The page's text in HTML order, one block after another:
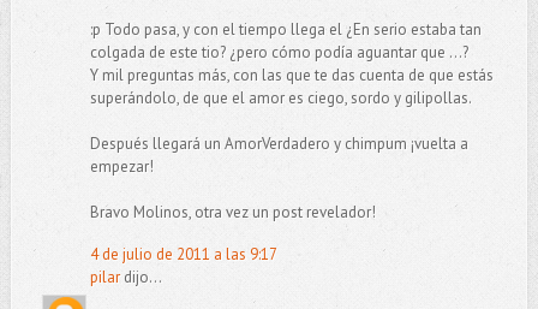
:p Todo pasa, y con el tiempo llega el ¿En serio estaba tan
colgada de este tio? ¿pero cómo podía aguantar que ...?
Y mil preguntas más, con las que te das cuenta de que estás
superándolo, de que el amor es ciego, sordo y gilipollas.
Después llegará un AmorVerdadero y chimpum ¡vuelta a
empezar!
Bravo Molinos, otra vez un post revelador!
4 de julio de 2011 a las 9:17
pilardijo...